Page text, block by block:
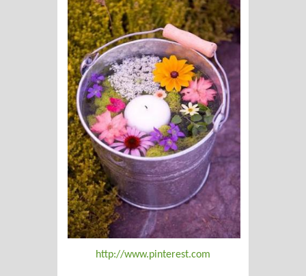
http://www.pinterest.com